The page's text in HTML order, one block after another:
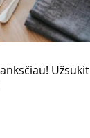
Užsukit